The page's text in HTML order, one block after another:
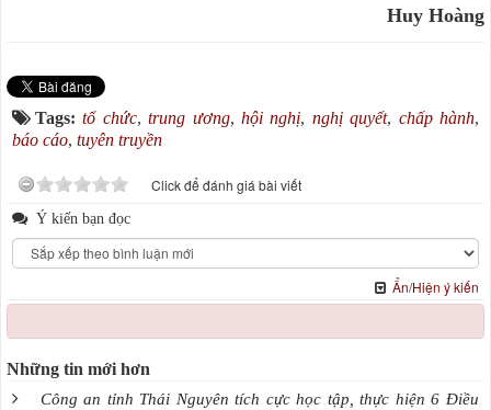
Huy Hoàng
Tags:tổ chức,trung ương,hội nghị, nghị quyết, chấp hành,
báo cáo, tuyên truyền
Click để đánh giá bài viết
Ý kiến bạn đọc
Ẩn/Hiện ý kiến
Những tin mới hơn
Công an tỉnh Thái Nguyên tích cực học tập, thực hiện 6 Điều